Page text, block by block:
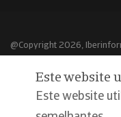
@Copyright 2026,
Aviso legal
Política de cookies
Este website
Este website